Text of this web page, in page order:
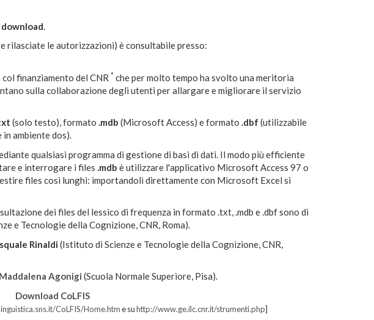
download
rilasciate le autorizzazioni) è consultabile presso:
finanziamento del CNR * che per molto tempo ha svolto una meritoria
sulla collaborazione degli utenti per allargare e migliorare il servizio
(solo testo), formato .mdb (Microsoft Access) e formato .dbf (utilizzabile
ambiente dos).
qualsiasi programma di gestione di basi di dati. Il modo più efficiente
e interrogare i files .mdb è utilizzare l'applicativo Microsoft Access 97 o
files così lunghi: importandoli direttamente con Microsoft Excel si
dei files del lessico di frequenza in formato .txt, .mdb e .dbf sono di
e Tecnologie della Cognizione, CNR, Roma).
Rinaldi (Istituto di Scienze e Tecnologie della Cognizione, CNR,
Maddalena Agonigi (Scuola Normale Superiore, Pisa).
Download CoLFIS
CoLFIS/Home.htme suhttp://www.ge.ilc.cnr.it/strumenti.php]